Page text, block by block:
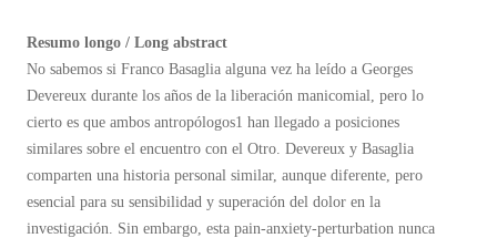
Resumo longo / Long abstract
No sabemos si Franco Basaglia alguna vez ha leído a Georges
Devereux durante los años de la liberación manicomial, pero lo
cierto es que ambos antropólogos1 han llegado a posiciones
similares sobre el encuentro con el Otro. Devereux y Basaglia
comparten una historia personal similar, aunque diferente, pero
esencial para su sensibilidad y superación del dolor en la
investigación. Sin embargo, esta pain-anxiety-perturbation nunca